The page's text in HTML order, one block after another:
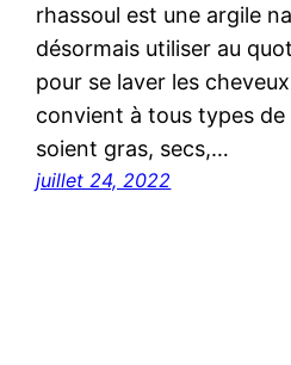
rhassoul est une argile
désormais utiliser au
pour se laver les
convient à tous types de
soient gras, secs,…
juillet 24, 2022